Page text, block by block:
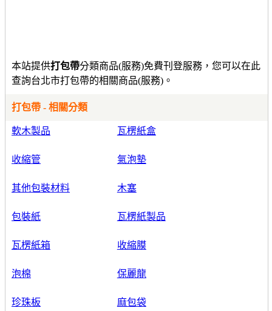
本站提供打包帶分類商品(服務)免費刊登服務，您可以在此
查詢台北市打包帶的相關商品(服務)。
打包帶 - 相關分類
軟木製品 瓦楞紙盒
收縮管 氣泡墊
其他包裝材料 木塞
包裝紙 瓦楞紙製品
瓦楞紙箱 收縮膜
泡棉 保麗龍
珍珠板 麻包袋